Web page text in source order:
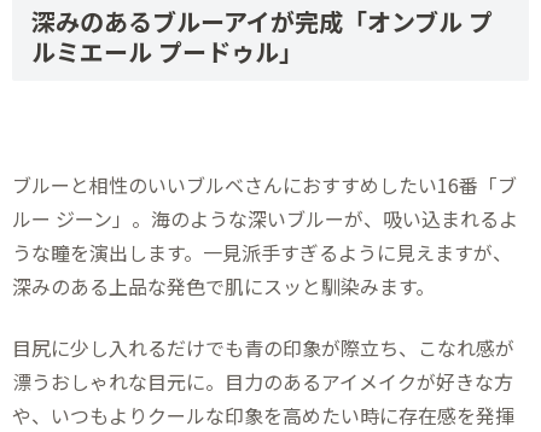
深みのあるブルーアイが完成「オンブル プ
ルミエール プードゥル」
ブルーと相性のいいブルベさんにおすすめしたい16番「ブ
ルー ジーン」。海のような深いブルーが、吸い込まれるよ
うな瞳を演出します。一見派手すぎるように見えますが、
深みのある上品な発色で肌にスッと馴染みます。
目尻に少し入れるだけでも青の印象が際立ち、こなれ感が
漂うおしゃれな目元に。目力のあるアイメイクが好きな方
や、いつもよりクールな印象を高めたい時に存在感を発揮